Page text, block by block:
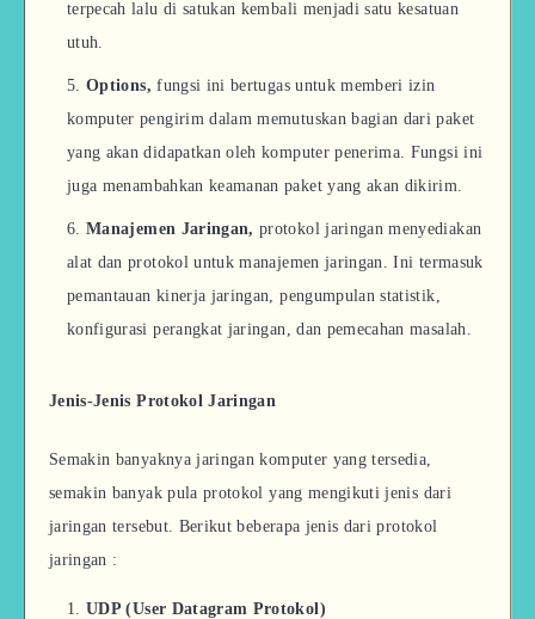
terpecah lalu di satukan kembali menjadi satu kesatuan
utuh.
Options,fungsi ini bertugas untuk memberi izin
komputer pengirim dalam memutuskan bagian dari paket
yang akan didapatkan oleh komputer penerima. Fungsi ini
juga menambahkan keamanan paket yang akan dikirim.
Manajemen Jaringan, protokol jaringan menyediakan
alat dan protokol untuk manajemen jaringan. Ini termasuk
pemantauan kinerja jaringan, pengumpulan statistik,
konfigurasi perangkat jaringan, dan pemecahan masalah.
Jenis-Jenis Protokol Jaringan
Semakin banyaknya jaringan komputer yang tersedia,
semakin banyak pula protokol yang mengikuti jenis dari
jaringan tersebut. Berikut beberapa jenis dari protokol
jaringan :
UDP (User Datagram Protokol)